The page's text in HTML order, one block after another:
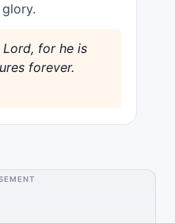
for he is
forever.